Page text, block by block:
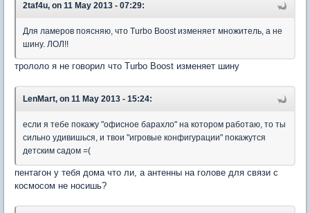
2taf4u, on 11 May 2013 - 07:29:
Для ламеров поясняю, что Turbo Boost изменяет множитель, а не
шину. ЛОЛ!!
трололо я не говорил что Turbo Boost изменяет шину
LenMart, on 11 May 2013 - 15:24:
если я тебе покажу "офисное барахло" на котором работаю, то ты
сильно удивишься, и твои "игровые конфигурации" покажутся
детским садом =(
пентагон у тебя дома что ли, а антенны на голове для связи с
космосом не носишь?